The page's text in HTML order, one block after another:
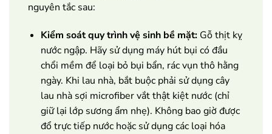
nguyên tắc sau:
Kiểm soát quy trình vệ sinh bề mặt:Gỗ thịt kỵ
nước ngập. Hãy sử dụng máy hút bụi có đầu
chổi mềm để loại bỏ bụi bẩn, rác vụn thô hằng
ngày. Khi lau nhà, bắt buộc phải sử dụng cây
lau nhà sợi microfiber vắt thật kiệt nước (chỉ
giữ lại lớp sương ẩm nhẹ). Không bao giờ được
đổ trực tiếp nước hoặc sử dụng các loại hóa